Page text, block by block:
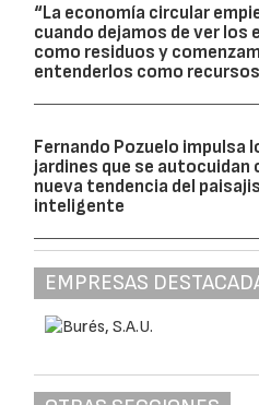
“La economía circular
cuando dejamos de ver los
como residuos y
entenderlos como
Fernando Pozuelo impulsa
jardines que se autocuidan
nueva tendencia del
inteligente
EMPRESAS